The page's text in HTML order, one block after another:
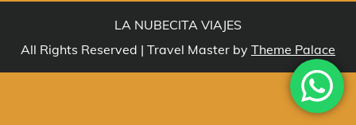
LA NUBECITA VIAJES
All Rights Reserved | Travel Master by Theme Palace